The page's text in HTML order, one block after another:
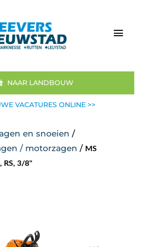
Aanbod
STIHL
Nieuws
NAAR LANDBOUW
VACATURES ONLINE >>
en snoeien /
/ motorzagen / MS
RS, 3/8"